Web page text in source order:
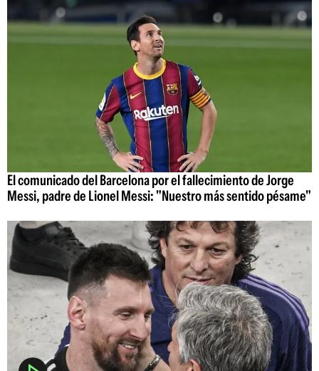
El comunicado del Barcelona por el fallecimiento de Jorge
Messi, padre de Lionel Messi: "Nuestro más sentido pésame"